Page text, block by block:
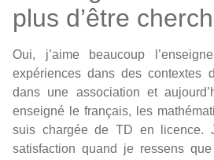
plus d’être
Oui, j’aime beaucoup
expériences dans des contextes
dans une association et
enseigné le français, les
suis chargée de TD en licence.
satisfaction quand je ressens